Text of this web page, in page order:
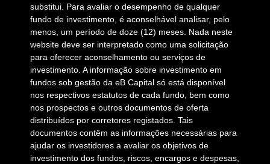
substitui. Para avaliar o desempenho de qualquer
fundo de investimento, é aconselhável analisar, pelo
menos, um período de doze (12) meses. Nada neste
website deve ser interpretado como uma solicitação
para oferecer aconselhamento ou serviços de
investimento. A informação sobre investimento em
fundos sob gestão da eB Capital só está disponível
nos respectivos estatutos de cada fundo, bem como
nos prospectos e outros documentos de oferta
distribuídos por corretores registados. Tais
documentos contêm as informações necessárias para
ajudar os investidores a avaliar os objetivos de
investimento dos fundos, riscos, encargos e despesas,